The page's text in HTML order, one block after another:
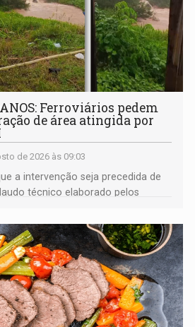
Ferroviários pedem
de área atingida por
de 2026 às 09:03
a intervenção seja precedida de
técnico elaborado pelos